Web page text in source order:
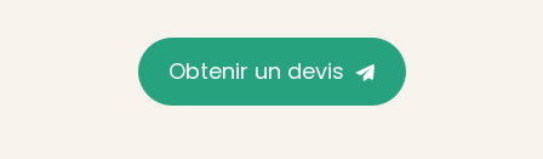
Obtenir un devis